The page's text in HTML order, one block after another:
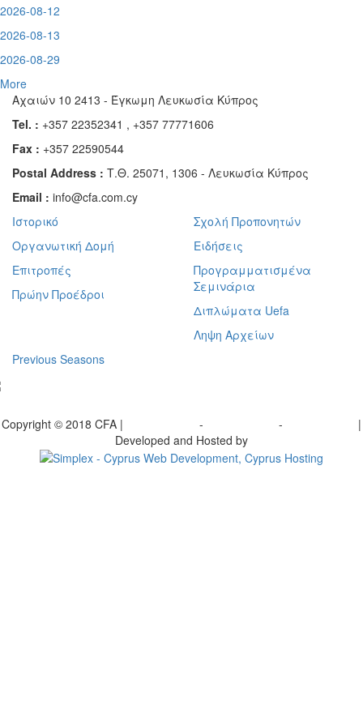
2026-08-12
2026-08-13
2026-08-29
More
Αχαιών 10 2413 - Έγκωμη Λευκωσία Κύπρος
Tel. : +357 22352341 , +357 77771606
Fax : +357 22590544
Postal Address : Τ.Θ. 25071, 1306 - Λευκωσία Κύπρος
Email : info@cfa.com.cy
Ιστορικό
Οργανωτική Δομή
Επιτροπές
Πρώην Προέδροι
Σχολή Προπονητών
Ειδήσεις
Προγραμματισμένα
Σεμινάρια
Διπλώματα Uefa
Ληψη Αρχείων
Previous Seasons
Copyright © 2018 CFA | - -
|
Developed and Hosted by